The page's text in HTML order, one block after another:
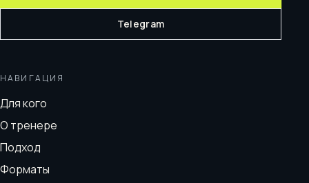
Telegram
НАВИГАЦИЯ
Для кого
О тренере
Подход
Форматы